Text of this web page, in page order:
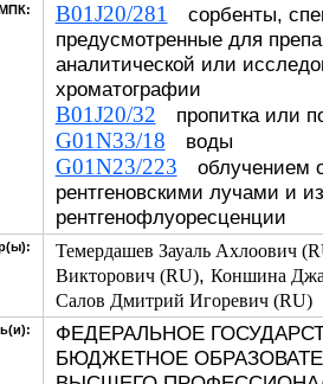
B01J20/281
сорбенты,
предусмотренные для
аналитической или
хроматографии
B01J20/32 пропитка или
G01N33/18 воды
G01N23/223 облучением
рентгеновскими лучами и
рентгенофлуоресценции
Темердашев Зауаль Ахлоович
Викторович (RU), Коншина
Салов Дмитрий Игоревич (RU)
ФЕДЕРАЛЬНОЕ
БЮДЖЕТНОЕ